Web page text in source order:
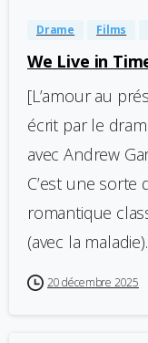
Drame Films
We Live in
[L’amour au
écrit par le
avec Andrew
C’est une
romantique
(avec la
20 décembre 2025